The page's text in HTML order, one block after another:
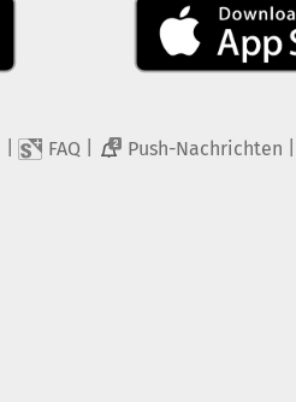
FAQ 2 Push-Nachrichten